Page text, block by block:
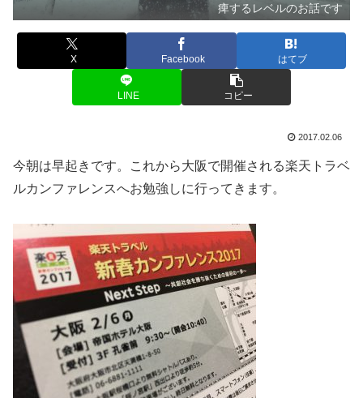
痺するレベルのお話です
X Facebook はてブ
LINE コピー
2017.02.06
今朝は早起きです。これから大阪で開催される楽天トラベ
ルカンファレンスへお勉強しに行ってきます。